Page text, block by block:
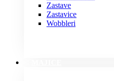
Zastave
Zastavice
Wobbleri